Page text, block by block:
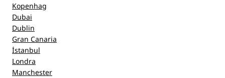
Kopenhag
Dubai
Dublin
Gran Canaria
İstanbul
Londra
Manchester